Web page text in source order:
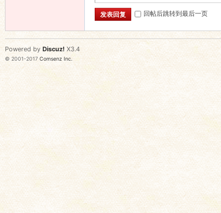
发表回复 回帖后跳转到最后一页
Powered by Discuz! X3.4
© 2001-2017 Comsenz Inc.